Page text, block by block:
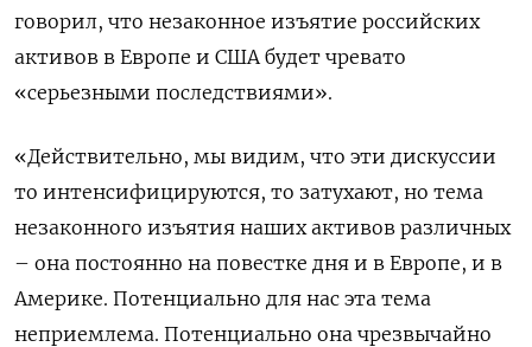
говорил, что незаконное изъятие российских
активов в Европе и США будет чревато
«серьезными последствиями».
«Действительно, мы видим, что эти дискуссии
то интенсифицируются, то затухают, но тема
незаконного изъятия наших активов различных
– она постоянно на повестке дня и в Европе, и в
Америке. Потенциально для нас эта тема
неприемлема. Потенциально она чрезвычайно